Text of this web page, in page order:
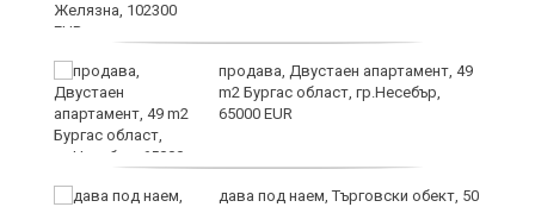
продава, Двустаен апартамент, 49
m2 Бургас област, гр.Несебър,
65000 EUR
дава под наем, Търговски обект, 50